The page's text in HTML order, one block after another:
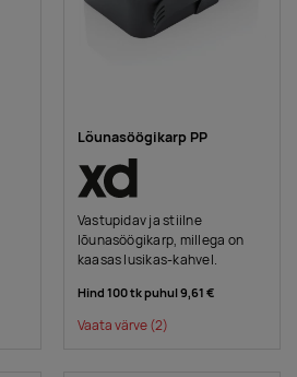
Lõunasöögikarp PP
Vastupidav ja stiilne
lõunasöögikarp, millega on
kaasas lusikas-kahvel.
Hind 100 tk puhul9,61 €
Vaata värve(2)